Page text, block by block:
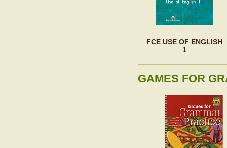
FCE USE OF ENGLISH
1
GAMES FOR